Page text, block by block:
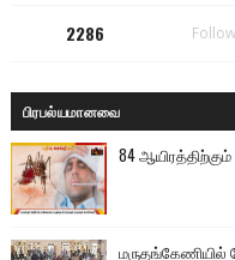
2286
பிரபல்யமானவை
84
மருதங்கேணியில்